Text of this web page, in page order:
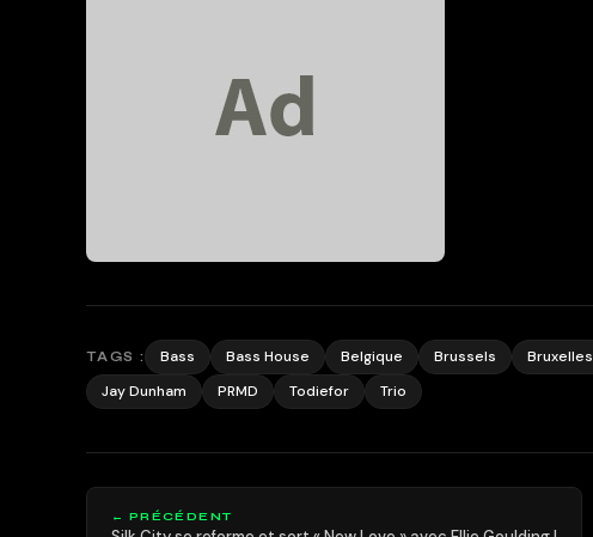
TAGS : Bass Bass House Belgique Brussels Bruxelles
Jay Dunham
PRMD Todiefor Trio
← PRÉCÉDENT